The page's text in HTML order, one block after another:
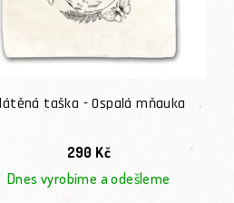
taška - Ospalá mňauka
290 Kč
Dnes vyrobíme a odešleme